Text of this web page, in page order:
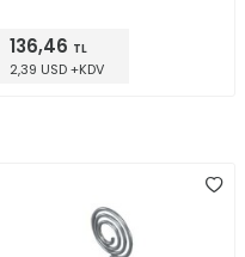
136,46 TL
2,39 USD +KDV